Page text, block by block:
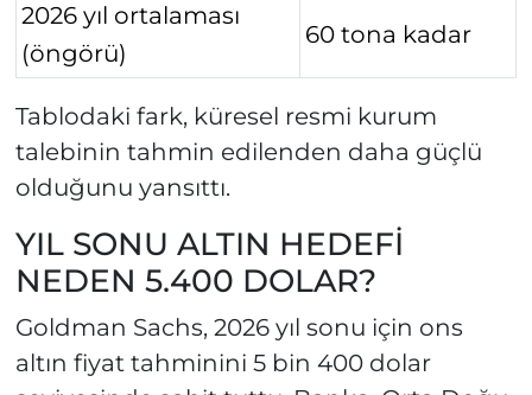
2026 yıl ortalaması
(öngörü)
60 tona kadar
Tablodaki fark, küresel resmi kurum
talebinin tahmin edilenden daha güçlü
olduğunu yansıttı.
YIL SONU ALTIN HEDEFİ
NEDEN 5.400 DOLAR?
Goldman Sachs, 2026 yıl sonu için ons
altın fiyat tahminini 5 bin 400 dolar